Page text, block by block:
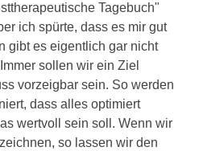
Tagebuch"
ich spürte, dass es mir gut
gibt es eigentlich gar nicht
sollen wir ein Ziel
vorzeigbar sein. So werden
dass alles optimiert
wertvoll sein soll. Wenn wir
so lassen wir den